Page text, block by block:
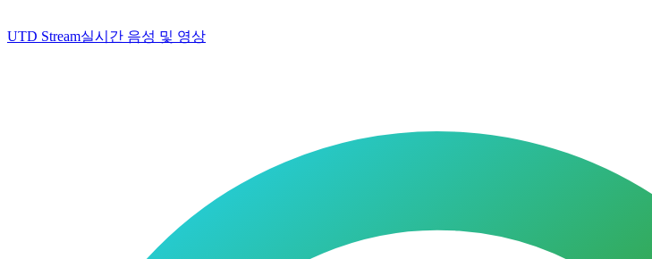
UTD Stream실시간 음성 및 영상